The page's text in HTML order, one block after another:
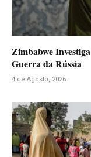
Zimbabwe
Guerra da Rússia
4 de Agosto, 2026